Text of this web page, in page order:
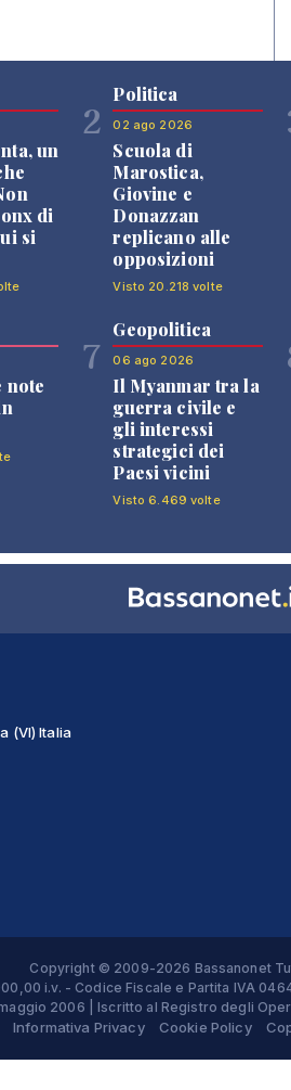
un
di
si
2
Politica
02 ago 2026
Scuola di
Marostica,
Giovine e
Donazzan
replicano alle
opposizioni
Visto 20.218 volte
note
7
Geopolitica
06 ago 2026
Il Myanmar tra la
guerra civile e
gli interessi
strategici dei
Paesi vicini
Visto 6.469 volte
(VI) Italia
Copyright © 2009-2026 Bassanonet
i.v. - Codice Fiscale e Partita IVA
2006 | Iscritto al Registro degli
Informativa Privacy Cookie Policy